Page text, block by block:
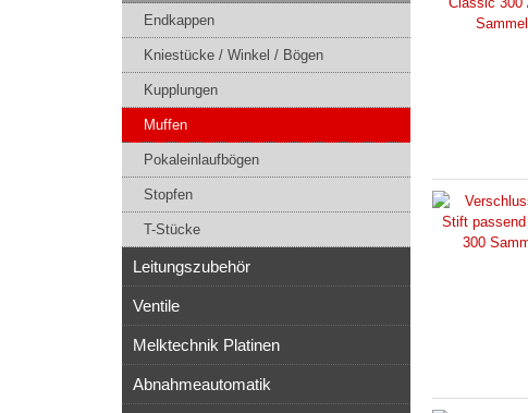
Endkappen
Kniestücke / Winkel / Bögen
Kupplungen
Muffen
Pokaleinlaufbögen
Stopfen
T-Stücke
Leitungszubehör
Ventile
Melktechnik Platinen
Abnahmeautomatik